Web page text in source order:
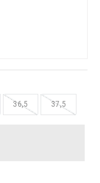
36,5 37,5